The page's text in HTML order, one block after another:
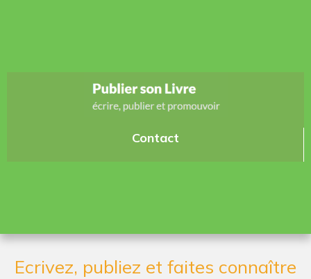
Contact
Ecrivez, publiez et faites connaître